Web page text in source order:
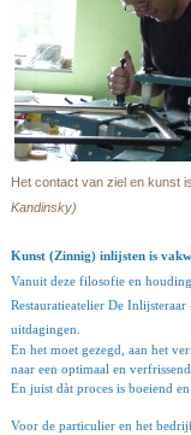
Het contact van ziel en kunst
Kandinsky)
Kunst (Zinnig) inlijsten is
Vanuit deze filosofie en
Restauratieatelier De Inlijsteraar
uitdagingen.
En het moet gezegd, aan het
naar een optimaal en
En juist dàt proces is boeiend
Voor de particulier en het